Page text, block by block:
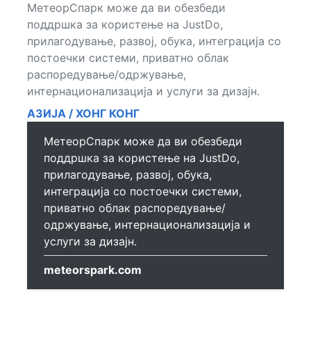
МетеорСпарк може да ви обезбеди
поддршка за користење на JustDo,
прилагодување, развој, обука, интеграција со
постоечки системи, приватно облак
распоредување/одржување,
интернационализација и услуги за дизајн.
АЗИЈА / ХОНГ КОНГ
МетеорСпарк може да ви обезбеди
поддршка за користење на JustDo,
прилагодување, развој, обука,
интеграција со постоечки системи,
приватно облак распоредување/
одржување, интернационализација и
услуги за дизајн.
meteorspark.com